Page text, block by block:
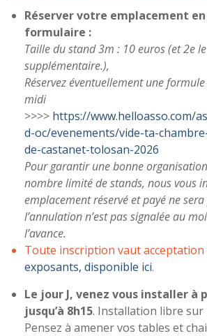
Réserver votre emplacement
formulaire :
Taille du stand 3m : 10 euros (et 2e
supplémentaire.),
Réservez éventuellement une
midi
>>>> https://www.helloasso.com/
d-oc/evenements/vide-ta-
de-castanet-tolosan-2026
Pour garantir une bonne
nombre limité de stands, nous vous
emplacement réservé et payé ne
l’annulation n’est pas signalée au
l’avance.
Toute inscription vaut acceptation
exposants, disponible ici.
Le jour J, venez vous installer à
jusqu’à 8h15. Installation libre sur
Pensez à amener vos tables et